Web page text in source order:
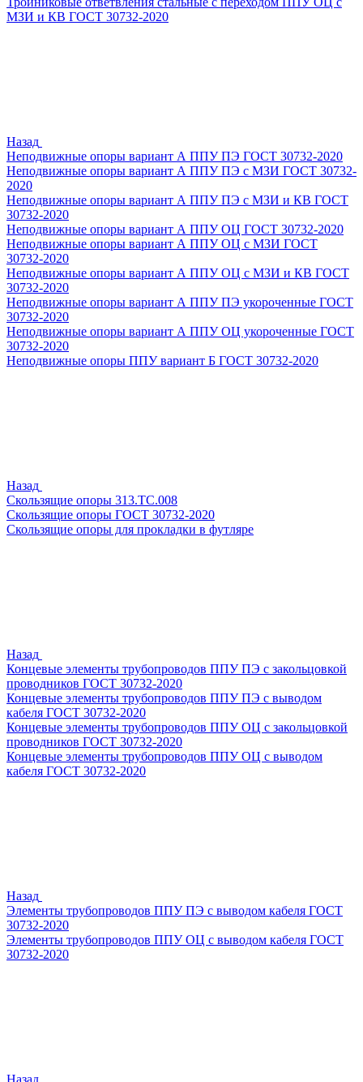
МЗИ и КВ ГОСТ 30732-2020
Назад
Неподвижные опоры вариант А ППУ ПЭ ГОСТ 30732-2020
Неподвижные опоры вариант А ППУ ПЭ с МЗИ ГОСТ 30732-
2020
Неподвижные опоры вариант А ППУ ПЭ с МЗИ и КВ ГОСТ
30732-2020
Неподвижные опоры вариант А ППУ ОЦ ГОСТ 30732-2020
Неподвижные опоры вариант А ППУ ОЦ с МЗИ ГОСТ
30732-2020
Неподвижные опоры вариант А ППУ ОЦ с МЗИ и КВ ГОСТ
30732-2020
Неподвижные опоры вариант А ППУ ПЭ укороченные ГОСТ
30732-2020
Неподвижные опоры вариант А ППУ ОЦ укороченные ГОСТ
30732-2020
Неподвижные опоры ППУ вариант Б ГОСТ 30732-2020
Назад
Скользящие опоры 313.ТС.008
Скользящие опоры ГОСТ 30732-2020
Скользящие опоры для прокладки в футляре
Назад
Концевые элементы трубопроводов ППУ ПЭ с закольцовкой
проводников ГОСТ 30732-2020
Концевые элементы трубопроводов ППУ ПЭ с выводом
кабеля ГОСТ 30732-2020
Концевые элементы трубопроводов ППУ ОЦ с закольцовкой
проводников ГОСТ 30732-2020
Концевые элементы трубопроводов ППУ ОЦ с выводом
кабеля ГОСТ 30732-2020
Назад
Элементы трубопроводов ППУ ПЭ с выводом кабеля ГОСТ
30732-2020
Элементы трубопроводов ППУ ОЦ с выводом кабеля ГОСТ
30732-2020
Назад